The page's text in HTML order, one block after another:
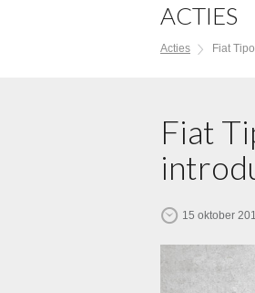
ACTIES
Acties Fiat
Fiat
15 oktober